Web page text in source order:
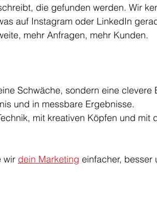
die gefunden werden. Wir
auf Instagram oder LinkedIn
mehr Anfragen, mehr Kunden.
Schwäche, sondern eine
und in messbare Ergebnisse.
mit kreativen Köpfen und mit
wir dein Marketing einfacher,